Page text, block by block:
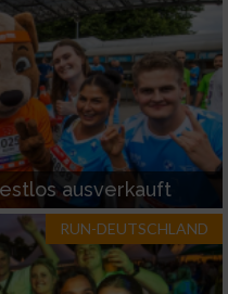
ausverkauft
RUN-DEUTSCHLAND